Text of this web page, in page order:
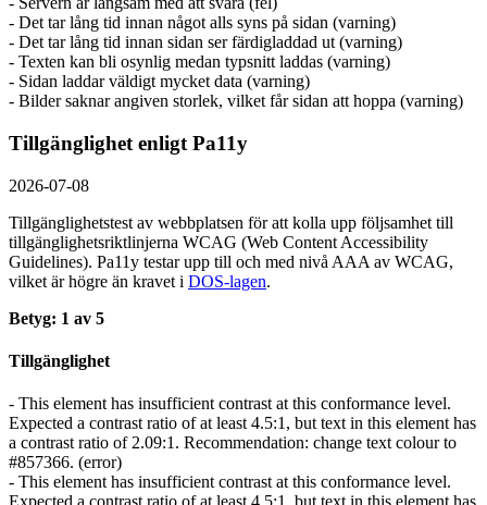
- Det tar lång tid innan något alls syns på sidan (varning)
- Det tar lång tid innan sidan ser färdigladdad ut (varning)
- Texten kan bli osynlig medan typsnitt laddas (varning)
- Sidan laddar väldigt mycket data (varning)
- Bilder saknar angiven storlek, vilket får sidan att hoppa (varning)
Tillgänglighet enligt Pa11y
2026-07-08
Tillgänglighetstest av webbplatsen för att kolla upp följsamhet till
tillgänglighets­riktlinjerna WCAG (Web Content Accessibility
Guidelines). Pa11y testar upp till och med nivå AAA av WCAG,
vilket är högre än kravet i DOS-lagen.
Betyg: 1 av 5
Tillgänglighet
- This element has insufficient contrast at this conformance level.
Expected a contrast ratio of at least 4.5:1, but text in this element has
a contrast ratio of 2.09:1. Recommendation: change text colour to
#857366. (error)
- This element has insufficient contrast at this conformance level.